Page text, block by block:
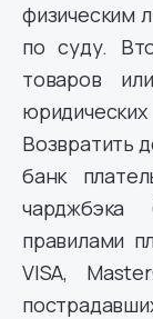
физическим
по суду.
товаров
Возвратить
банк
чарджбэка
правилами
VISA,